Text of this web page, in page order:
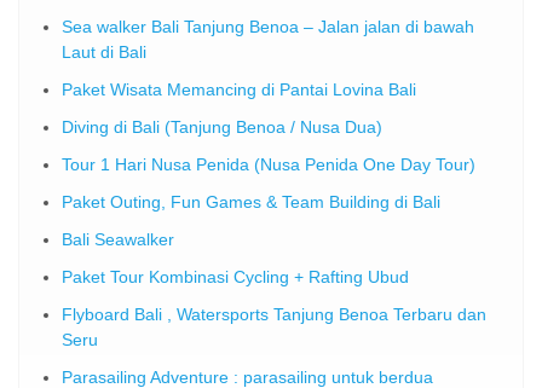
Sea walker Bali Tanjung Benoa – Jalan jalan di bawah
Laut di Bali
Paket Wisata Memancing di Pantai Lovina Bali
Diving di Bali (Tanjung Benoa / Nusa Dua)
Tour 1 Hari Nusa Penida (Nusa Penida One Day Tour)
Paket Outing, Fun Games & Team Building di Bali
Bali Seawalker
Paket Tour Kombinasi Cycling + Rafting Ubud
Flyboard Bali , Watersports Tanjung Benoa Terbaru dan
Seru
Parasailing Adventure : parasailing untuk berdua